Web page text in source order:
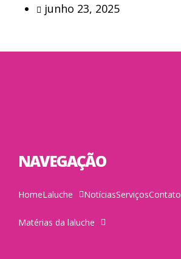
junho 23, 2025
NAVEGAÇÃO
HomeLaluche NotíciasServiçosContato
Matérias da laluche